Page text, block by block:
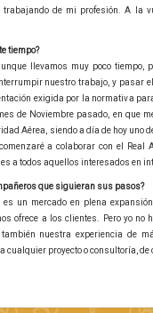
de mi profesión. A la
tiempo?
llevamos muy poco tiempo,
nuestro trabajo, y pasar
exigida por la normativa
de Noviembre pasado, en que
Aérea, siendo a día de hoy uno
a colaborar con el
a todos aquellos interesados en
que siguieran sus pasos?
es un mercado en plena
ofrece a los clientes. Pero yo no
también nuestra experiencia de
proyecto o consultoría, de